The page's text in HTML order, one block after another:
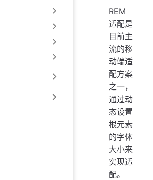
REM
适配是
目前主
流的移
动端适
配方案
之一，
通过动
态设置
根元素
的字体
大小来
实现适
配。